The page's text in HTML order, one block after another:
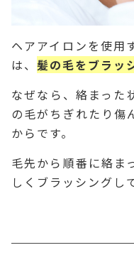
ヘアアイロンを使用
は、 髪の毛をブラッ
なぜなら、絡まった
の毛がちぎれたり傷
からです。
毛先から順番に絡ま
しくブラッシングし